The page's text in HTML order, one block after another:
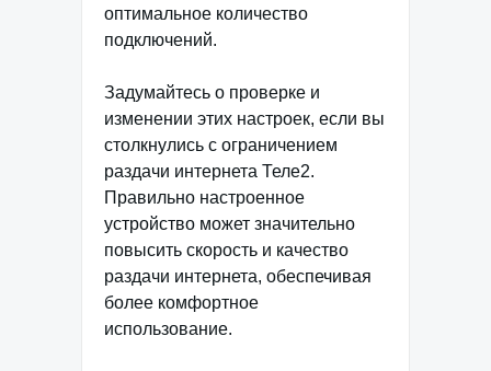
оптимальное количество
подключений.
Задумайтесь о проверке и
изменении этих настроек, если вы
столкнулись с ограничением
раздачи интернета Теле2.
Правильно настроенное
устройство может значительно
повысить скорость и качество
раздачи интернета, обеспечивая
более комфортное
использование.